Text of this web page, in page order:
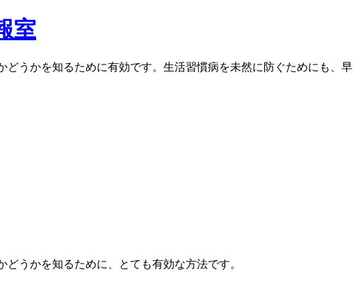
室
うかを知るために有効です。生活習慣病を未然に防ぐためにも、早
うかを知るために、とても有効な方法です。